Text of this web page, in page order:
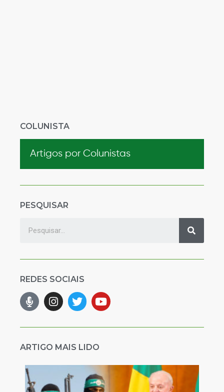
COLUNISTA
Artigos por Colunistas
PESQUISAR
REDES SOCIAIS
ARTIGO MAIS LIDO